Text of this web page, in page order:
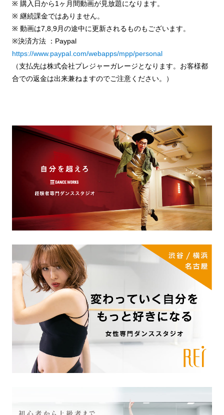
※ 購入日から1ヶ月間動画が見放題になります。
※ 継続課金ではありません。
※ 動画は7,8,9月の途中に更新されるものもございます。
※決済方法 ：Paypal
https://www.paypal.com/webapps/mpp/personal
（支払先は株式会社プレジャーガレージとなります。お客様都
合での返金は出来兼ねますのでご注意ください。）